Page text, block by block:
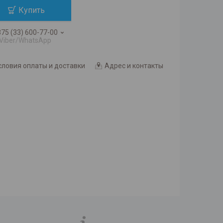
Купить
(33) 600-77-00
WhatsApp
оплаты и доставки Адрес и контакты